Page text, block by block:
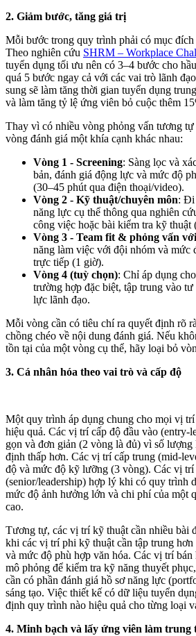
2. Giảm bước, tăng giá trị
Mỗi bước trong quy trình phải có mục đích
Theo nghiên cứu SHRM – Workplace
tuyển dụng tối ưu nên có 3–4 bước cho
quá 5 bước ngay cả với các vai trò lãnh
sung sẽ làm tăng thời gian tuyển dụng
và làm tăng tỷ lệ ứng viên bỏ cuộc thêm
Thay vì có nhiều vòng phỏng vấn tương
vòng đánh giá một khía cạnh khác nhau:
Vòng 1 - Screening: Sàng lọc và
bản, đánh giá động lực và mức độ
(30–45 phút qua điện thoại/video).
Vòng 2 - Kỹ thuật/chuyên môn: Đi
năng lực cụ thể thông qua nghiên
công việc hoặc bài kiểm tra kỹ thuật
Vòng 3 - Team fit & phỏng vấn
năng làm việc với đội nhóm và mức
trực tiếp (1 giờ).
Vòng 4 (tuỳ chọn): Chỉ áp dụng
trường hợp đặc biệt, tập trung vào
lực lãnh đạo.
Mỗi vòng cần có tiêu chí ra quyết định rõ
chồng chéo về nội dung đánh giá. Nếu
tồn tại của một vòng cụ thể, hãy loại bỏ
3. Cá nhân hóa theo vai trò và cấp độ
Một quy trình áp dụng chung cho mọi vị
hiệu quả. Các vị trí cấp độ đầu vào (entry-
gọn và đơn giản (2 vòng là đủ) vì số
định thấp hơn. Các vị trí cấp trung (mid-
độ và mức độ kỹ lưỡng (3 vòng). Các vị trí
(senior/leadership) hợp lý khi có quy trình
mức độ ảnh hưởng lớn và chi phí của một
cao.
Tương tự, các vị trí kỹ thuật cần nhiều bài
khi các vị trí phi kỹ thuật cần tập trung
và mức độ phù hợp văn hóa. Các vị trí bán
mô phỏng để kiểm tra kỹ năng thuyết
cần có phần đánh giá hồ sơ năng lực
sáng tạo. Việc thiết kế có dữ liệu tuyển
định quy trình nào hiệu quả cho từng loại
4. Minh bạch và lấy ứng viên làm trung